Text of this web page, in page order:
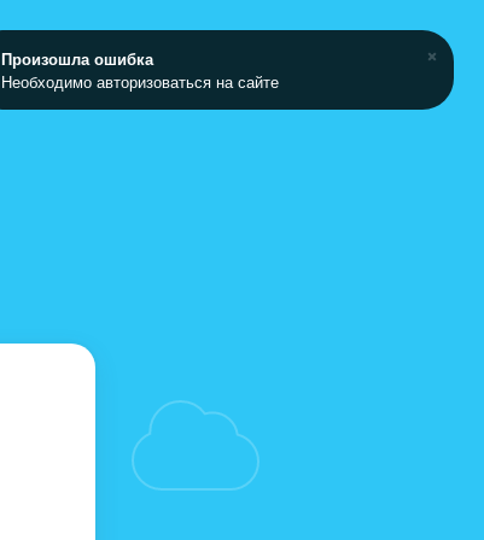
Произошла ошибка
Необходимо авторизоваться на сайте